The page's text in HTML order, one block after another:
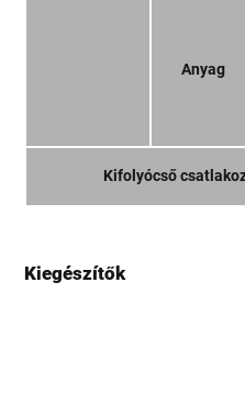
Anyag
Kifolyócső
Kiegészítők